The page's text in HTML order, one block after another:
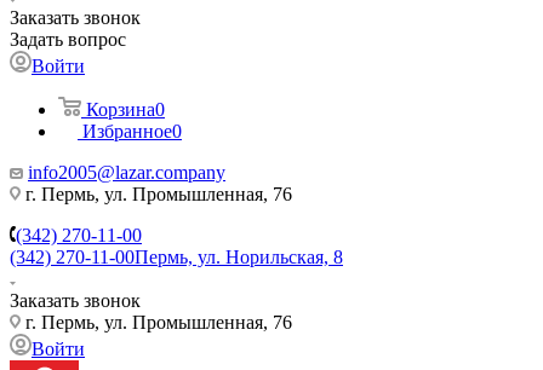
Заказать звонок
Задать вопрос
Войти
Корзина0
Избранное0
info2005@lazar.company
г. Пермь, ул. Промышленная, 76
(342) 270-11-00
(342) 270-11-00Пермь, ул. Норильская, 8
Заказать звонок
г. Пермь, ул. Промышленная, 76
Войти